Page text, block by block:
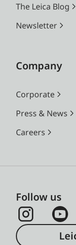
The Leica Blog
Newsletter
Company
Corporate
Press & News
Careers
Follow us